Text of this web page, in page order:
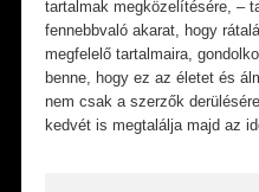
tartalmak megközelítésére, –
fennebbvaló akarat, hogy
megfelelő tartalmaira,
benne, hogy ez az életet és
nem csak a szerzők
kedvét is megtalálja majd az